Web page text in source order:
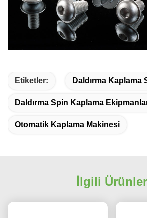
Etiketler: Daldırma Kaplama
Daldırma Spin Kaplama
Otomatik Kaplama Makinesi
İlgili Ürünler